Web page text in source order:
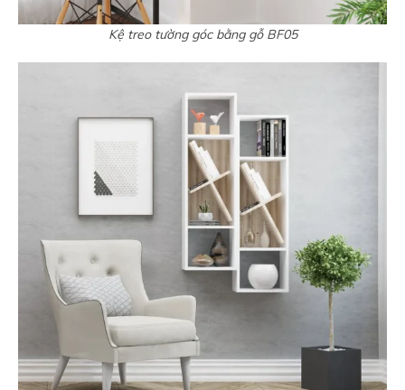
Kệ treo tường góc bằng gỗ BF05